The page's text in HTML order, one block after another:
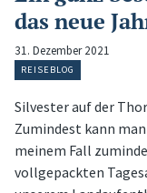
das neue
31. Dezember 2021
REISEBLOG
Silvester auf der
Zumindest kann man
meinem Fall
vollgepackten